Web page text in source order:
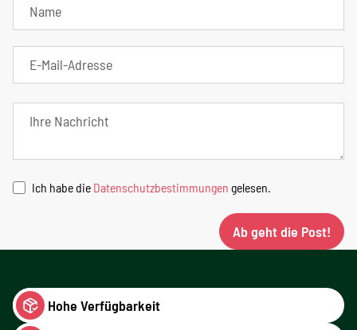
Ich habe die Datenschutzbestimmungen gelesen.
Ab geht die Post!
Hohe Verfügbarkeit